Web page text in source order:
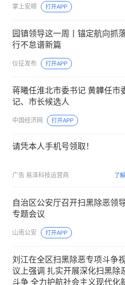
掌上安顺 打开APP
园镇领导这一周丨锚定航向抓
行不怠谱新篇
仪征发布 打开APP
蒋曦任淮北市委书记 黄韡任市
记、市长候选人
中国经济网 打开APP
请凭本人手机号领取！
广告 易泽科技运营商 了
自治区公安厅召开扫黑除恶领
专题会议
山南公安 打开APP
刘江在全区扫黑除恶专项斗争
议上强调 扎实开展深化扫黑除
斗争 全力护航社会主义现代化